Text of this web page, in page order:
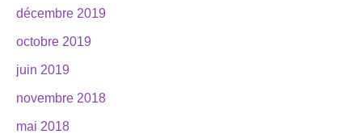
décembre 2019
octobre 2019
juin 2019
novembre 2018
mai 2018